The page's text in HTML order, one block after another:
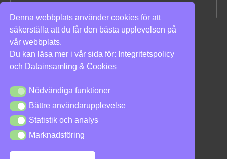
Denna webbplats använder cookies för att
säkerställa att du får den bästa upplevelsen på
vår webbplats.
Du kan läsa mer i vår sida för: Integritetspolicy
och Datainsamling & Cookies
Nödvändiga funktioner
Nödvändiga funktioner
Bättre användarupplevelse
Bättre användarupplevelse
Statistik och analys
Statistik och analys
Marknadsföring
Marknadsföring
Sök
efter:
Vi stöder
Integritetspolicy|